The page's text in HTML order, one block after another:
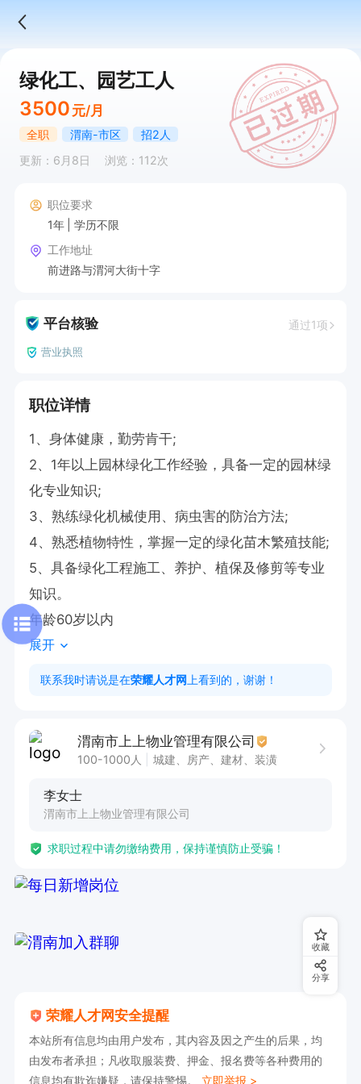
绿化工、园艺工人
3500 元/月
全职 渭南-市区
招2人
更新：6月8日
浏览：112次
职位要求
1年
学历不限
工作地址
前进路与渭河大街十字
平台核验 通过1项
营业执照
职位详情
1、身体健康，勤劳肯干;
2、1年以上园林绿化工作经验，具备一定的园林绿
化专业知识;
3、熟练绿化机械使用、病虫害的防治方法;
4、熟悉植物特性，掌握一定的绿化苗木繁殖技能;
5、具备绿化工程施工、养护、植保及修剪等专业
知识。
年龄60岁以内
展开
联系我时请说是在荣耀人才网 上看到的，谢谢！
渭南市上上物业管理有限公司
100-1000人 城建、房产、建材、装潢
李女士
渭南市上上物业管理有限公司
求职过程中请勿缴纳费用，保持谨慎防止受骗！
荣耀人才网安全提醒
本站所有信息均由用户发布，其内容及因之产生的后果，均
由发布者承担；凡收取服装费、押金、报名费等各种费用的
信息均有欺诈嫌疑，请保持警惕。 立即举报 >
收藏
分享